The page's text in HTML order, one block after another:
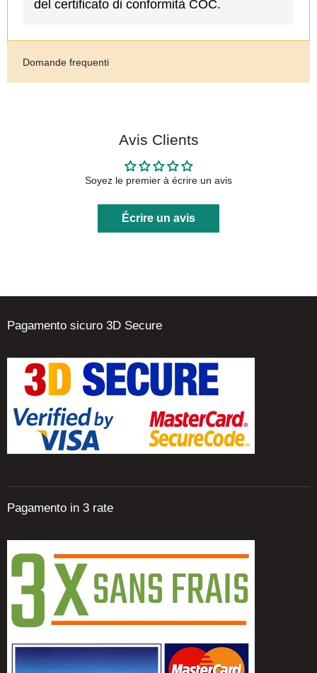
del certificato di conformità COC.
Domande frequenti
Avis Clients
Soyez le premier à écrire un avis
Écrire un avis
Pagamento sicuro 3D Secure
Pagamento in 3 rate